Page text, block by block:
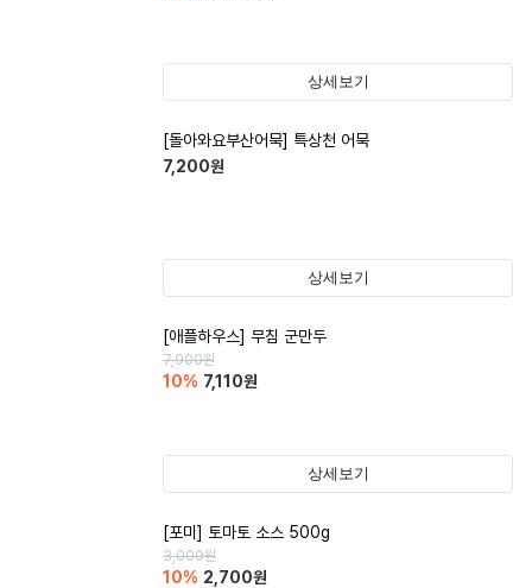
상세보기
[돌아와요부산어묵] 특상천 어묵
7,200원
상세보기
[애플하우스] 무침 군만두
7,900원
10% 7,110원
상세보기
[포미] 토마토 소스 500g
3,000원
10% 2,700원